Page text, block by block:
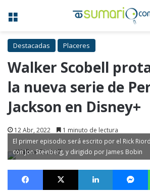
Menú
Destacadas Placeres
Walker Scobell
la nueva serie de
Jackson en Disney+
12 Abr, 2022 1 minuto de lectura
El primer episodio será escrito por el Rick
con Jon Steinberg, y dirigido por James Bobin
Facebook X LinkedIn